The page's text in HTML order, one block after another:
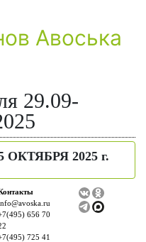
29.09-
2025 г.
656 70
725 41